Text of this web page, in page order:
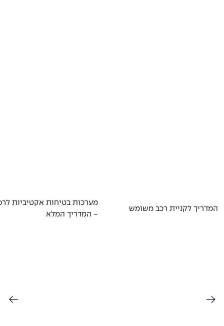
המדריך לקניית רכב משומש
מערכות בטיחות אקטיביות
- המדריך המלא